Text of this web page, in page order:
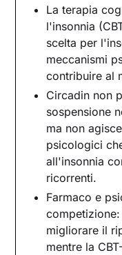
La terapia
l'insonnia
scelta per
meccanismi
contribuire al
Circadin non
sospensione
ma non
psicologici
all'insonnia
ricorrenti.
Farmaco e
migliorare il
mentre la